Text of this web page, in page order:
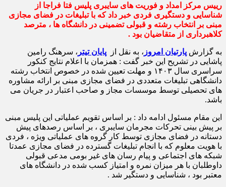
رییس مرکز امداد و فوریت های سایبری پلیس فتا فراجا از
شناسایی و دستگیری فردی خبر داد که با تبلیغات در فضای مجازی
مبنی بر انتخاب رشته و قبولی تضمینی در دانشگاه ها ، مترصد
کلاهبرداری از متقاضیان بود .
به گزارش پارتیان امروز ، به نقل از پایان تیتر ، سرهنگ رامین
پاشایی در تشریح این خبر گفت : همزمان با اعلام نتایج کنکور
سراسری سال ۱۴۰۳ و مهلت تعیین شده در خصوص انتخاب رشته
دانشگاهی تبلیغات متعددی در فضای مجازی مبنی بر ارائه مشاوره
های تحصیلی توسط موسسات مجاز و صاحب اعتبار در جریان می
باشد.
این مقام مسئول ادامه داد : بر اساس تقویم عملیاتی این پلیس مبنی
بر پیش بینی تحرکات مجرمان سایبری ، بر اساس رصدهای پیش
دستانه در فضای مجازی توسط کار گروه های عملیاتی ویژه ، فردی
با هویت معلوم که با انجام تبلیغات گسترده در فضای مجازی عمدتا
شبکه های اجتماعی و پیام رسان های غیر بومی مدعی قبولی
داوطلبان با هر میزان نمره و امتیاز کسب شده در دانشگاه های
معتبر بود ، شناسایی و دستگیر شد .